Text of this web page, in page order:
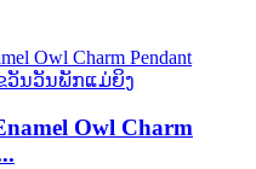
Owl Charm